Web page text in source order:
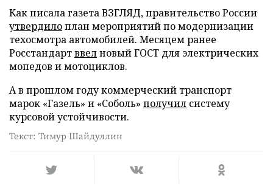
Как писала газета ВЗГЛЯД, правительство России
утвердилоплан мероприятий по модернизации
техосмотра автомобилей. Месяцем ранее
Росстандартввелновый ГОСТ для электрических
мопедов и мотоциклов.
А в прошлом году коммерческий транспорт
марок «Газель» и «Соболь» получил систему
курсовой устойчивости.
Текст: Тимур Шайдуллин